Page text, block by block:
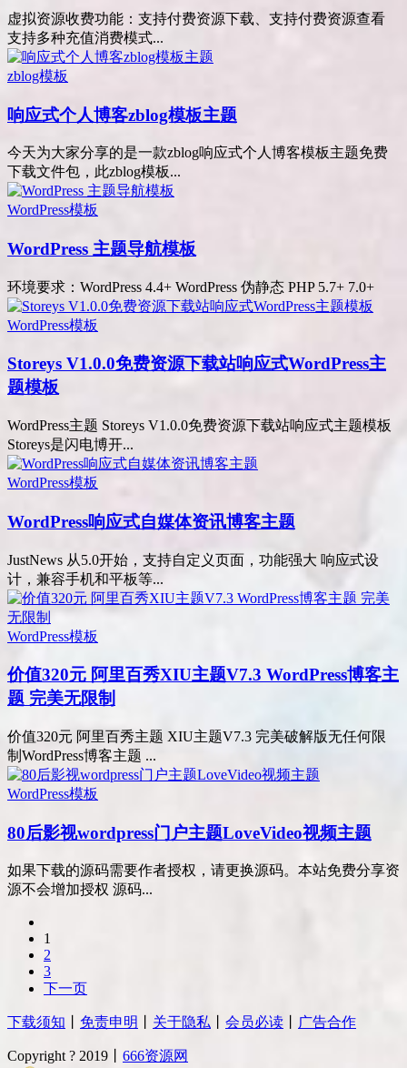
虚拟资源收费功能：支持付费资源下载、支持付费资源查看
支持多种充值消费模式...
zblog模板
响应式个人博客zblog模板主题
今天为大家分享的是一款zblog响应式个人博客模板主题免费
下载文件包，此zblog模板...
WordPress模板
WordPress 主题导航模板
环境要求：WordPress 4.4+ WordPress 伪静态 PHP 5.7+ 7.0+
WordPress模板
Storeys V1.0.0免费资源下载站响应式WordPress主
题模板
WordPress主题 Storeys V1.0.0免费资源下载站响应式主题模板
Storeys是闪电博开...
WordPress模板
WordPress响应式自媒体资讯博客主题
JustNews 从5.0开始，支持自定义页面，功能强大 响应式设
计，兼容手机和平板等...
WordPress模板
价值320元 阿里百秀XIU主题V7.3 WordPress博客主
题 完美无限制
价值320元 阿里百秀主题 XIU主题V7.3 完美破解版无任何限
制WordPress博客主题 ...
WordPress模板
80后影视wordpress门户主题LoveVideo视频主题
如果下载的源码需要作者授权，请更换源码。本站免费分享资
源不会增加授权 源码...
1
2
3
下一页
下载须知 免责申明 关于隐私 会员必读 广告合作
Copyright ? 2019丨 666资源网